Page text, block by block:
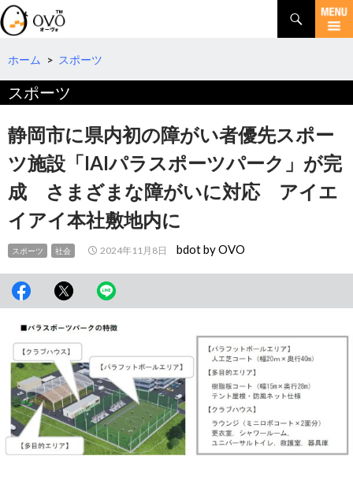
検
索
コ
テ
へ
移
動
ホーム > スポーツ
スポーツ
静岡市に県内初の障がい者優先スポー
ツ施設「IAIパラスポーツパーク」が完
成 さまざまな障がいに対応 アイエ
イアイ本社敷地内に
スポーツ 社会 2024年11月8日 bdot by OVO